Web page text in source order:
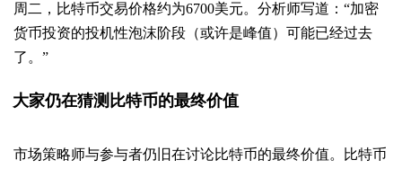
周二，比特币交易价格约为6700美元。分析师写道：“加密
货币投资的投机性泡沫阶段（或许是峰值）可能已经过去
了。”
大家仍在猜测比特币的最终价值
市场策略师与参与者仍旧在讨论比特币的最终价值。比特币